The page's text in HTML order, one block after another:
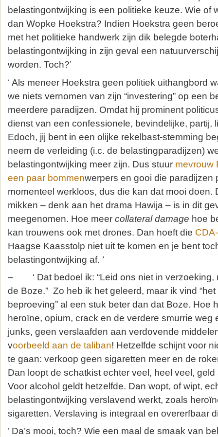
belastingontwijking is een politieke keuze. Wie of
dan Wopke Hoekstra? Indien Hoekstra geen
met het politieke handwerk zijn dik belegde
belastingontwijking in zijn geval een
worden. Toch?’
‘ Als meneer Hoekstra geen politiek uithangbord
we niets vernomen van zijn “investering” op een
meerdere paradijzen. Omdat hij prominent
dienst van een confessionele, bevindelijke, partij,
Edoch, jij bent in een olijke rekelbast-stemming
neem de verleiding (i.c. de belastingparadijzen)
belastingontwijking meer zijn. Dus stuur mevrouw
een paar bommenwerpers en gooi die paradijzen
momenteel werkloos, dus die kan dat mooi doen.
mikken – denk aan het drama Hawija – is in dit
meegenomen. Hoe meer collateral damage hoe
kan trouwens ook met drones. Dan hoeft die
Haagse Kaasstolp niet uit te komen en je bent
belastingontwijking af. ’
– ‘ Dat bedoel ik: “Leid ons niet in verzoeking,
de Boze.” Zo heb ik het geleerd, maar ik vind “het
beproeving” al een stuk beter dan dat Boze. Hoe
heroïne, opium, crack en de verdere smurrie weg
junks, geen verslaafden aan verdovende
voorbeeld aan de taliban! Hetzelfde schijnt voor
te gaan: verkoop geen sigaretten meer en de
Dan loopt de schatkist echter veel, heel veel,
Voor alcohol geldt hetzelfde. Dan wopt, of wipt,
belastingontwijking verslavend werkt, zoals
sigaretten. Verslaving is integraal en overerfbaar
’ Da’s mooi, toch? Wie een maal de smaak van